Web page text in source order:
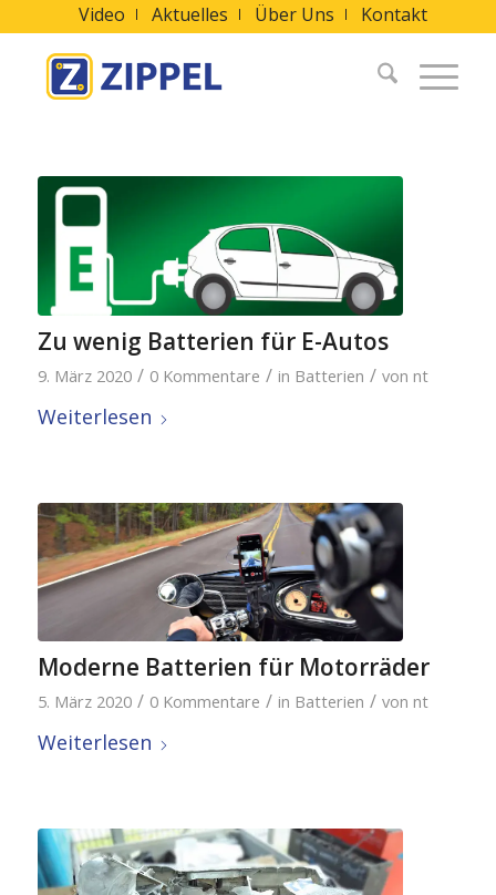
Video Aktuelles Über Uns Kontakt
Zu wenig Batterien für E-Autos
9. März 2020 / 0 Kommentare / in Batterien / von nt
Weiterlesen
Moderne Batterien für Motorräder
5. März 2020 / 0 Kommentare / in Batterien / von nt
Weiterlesen